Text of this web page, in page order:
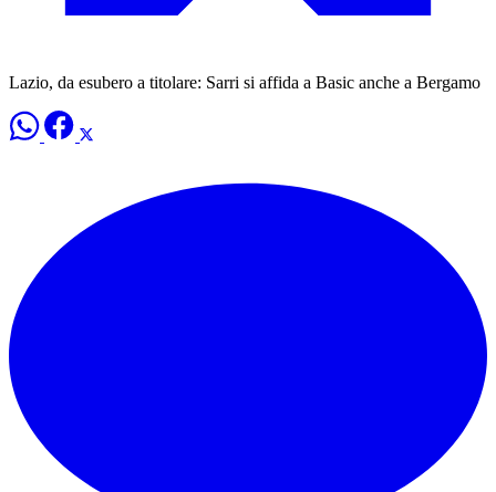
Lazio, da esubero a titolare: Sarri si affida a Basic anche a Bergamo